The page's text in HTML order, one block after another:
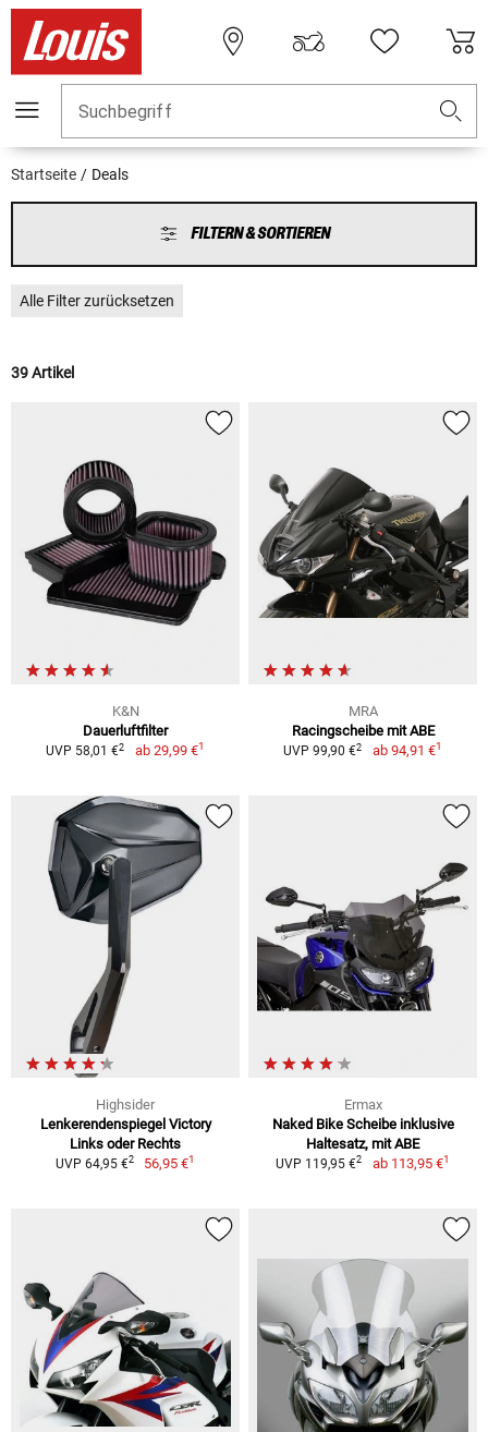
Suchbegriff
Startseite Deals
FILTERN & SORTIEREN
Alle Filter zurücksetzen
39 Artikel
K&N
Dauerluftfilter
UVP 58,01 €2 ab 29,99 €1
MRA
Racingscheibe mit ABE
UVP 99,90 €2 ab 94,91 €1
Highsider
Lenkerendenspiegel Victory
Links oder Rechts
UVP 64,95 €2 56,95 €1
Ermax
Naked Bike Scheibe inklusive
Haltesatz, mit ABE
UVP 119,95 €2 ab 113,95 €1